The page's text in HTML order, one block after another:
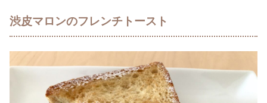
渋皮マロンのフレンチトースト